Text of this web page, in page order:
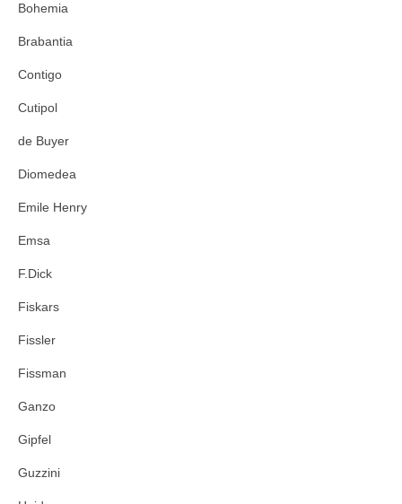
Bohemia
Brabantia
Contigo
Cutipol
de Buyer
Diomedea
Emile Henry
Emsa
F.Dick
Fiskars
Fissler
Fissman
Ganzo
Gipfel
Guzzini